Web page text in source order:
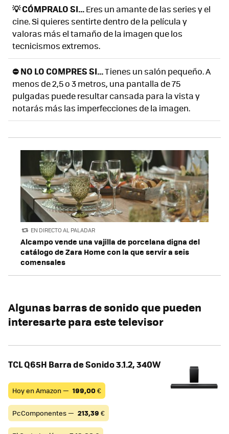
💡 CÓMPRALO SI...Eres un amante de las series y el
cine. Si quieres sentirte dentro de la película y
valoras más el tamaño de la imagen que los
tecnicismos extremos.
⛔ NO LO COMPRES SI...Tienes un salón pequeño. A
menos de 2,5 o 3 metros, una pantalla de 75
pulgadas puede resultar cansada para la vista y
notarás más las imperfecciones de la imagen.
EN DIRECTO AL PALADAR
Alcampo vende una vajilla de porcelana digna del
catálogo de Zara Home con la que servir a seis
comensales
Algunas barras de sonido que pueden
interesarte para este televisor
TCL Q65H Barra de Sonido 3.1.2, 340W
Hoy en Amazon — 199,00€
PcComponentes — 213,39 €